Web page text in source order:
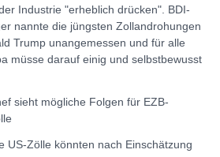
Industrie "erheblich drücken". BDI-
nannte die jüngsten Zollandrohungen
Trump unangemessen und für alle
müsse darauf einig und selbstbewusst
sieht mögliche Folgen für EZB-
US-Zölle könnten nach Einschätzung